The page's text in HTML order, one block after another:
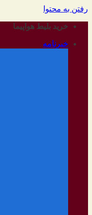
رفتن به محتوا
خرید بلیط هواپیما
خبرنامه